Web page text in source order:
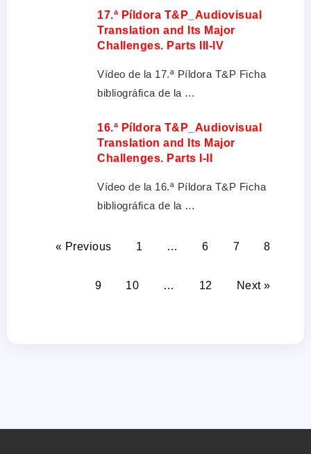
17.ª Píldora T&P_Audiovisual
Translation and Its Major
Challenges. Parts III-IV
Vídeo de la 17.ª Píldora T&P Ficha
bibliográfica de la …
16.ª Píldora T&P_Audiovisual
Translation and Its Major
Challenges. Parts I-II
Vídeo de la 16.ª Píldora T&P Ficha
bibliográfica de la …
« Previous 1 … 6 7 8
9 10 … 12 Next »